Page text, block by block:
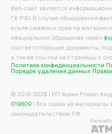
Веб-сайт является
ГК РФ). В случае обнаружения
и/или смежных прав на
официальное обращение через
соответствующие документы,
а также ссылки на страницы с
Политика конфиденциальности
Порядок удаления данных
© 2018-2026 | ИП Хорин Роман
019809 | Все права на материалы
законодательством РФ